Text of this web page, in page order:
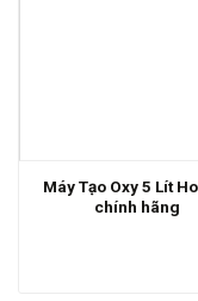
Máy Tạo Oxy 5 Lít
chính hãng